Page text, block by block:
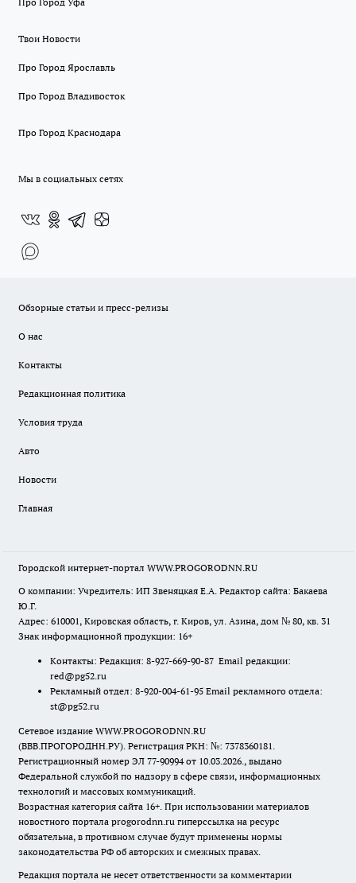
Твои Новости
Про Город Ярославль
Про Город Владивосток
Про Город Краснодара
Мы в социальных сетях
Обзорные статьи и пресс-релизы
О нас
Контакты
Редакционная политика
Условия труда
Авто
Новости
Главная
Городской интернет-портал WWW.PROGORODNN.RU
О компании: Учредитель: ИП Звеняцкая Е.А. Редактор сайта: Бакаева
Ю.Г.
Адрес: 610001, Кировская область, г. Киров, ул. Азина, дом № 80, кв. 31
Знак информационной продукции: 16+
Контакты: Редакция: 8-927-669-90-87 Email редакции:
red@pg52.ru
Рекламный отдел: 8-920-004-61-95 Email рекламного отдела:
st@pg52.ru
Сетевое издание WWW.PROGORODNN.RU
(ВВВ.ПРОГОРОДНН.РУ). Регистрация РКН: №: 7378360181.
Регистрационный номер ЭЛ 77-90994 от 10.03.2026., выдано
Федеральной службой по надзору в сфере связи, информационных
технологий и массовых коммуникаций.
Возрастная категория сайта 16+. При использовании материалов
новостного портала progorodnn.ru гиперссылка на ресурс
обязательна, в противном случае будут применены нормы
законодательства РФ об авторских и смежных правах.
Редакция портала не несет ответственности за комментарии